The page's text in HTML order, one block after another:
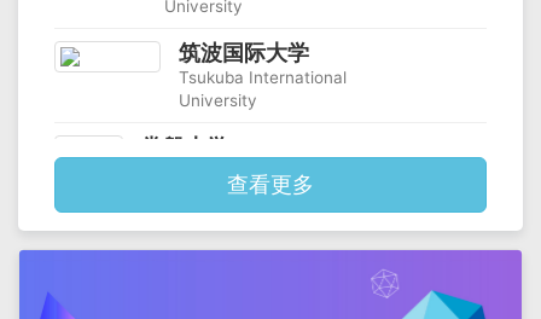
University
筑波国际大学
Tsukuba International
University
常磐大学
查看更多